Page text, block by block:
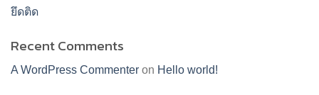
ยึดติด
Recent Comments
A WordPress Commenter on Hello world!